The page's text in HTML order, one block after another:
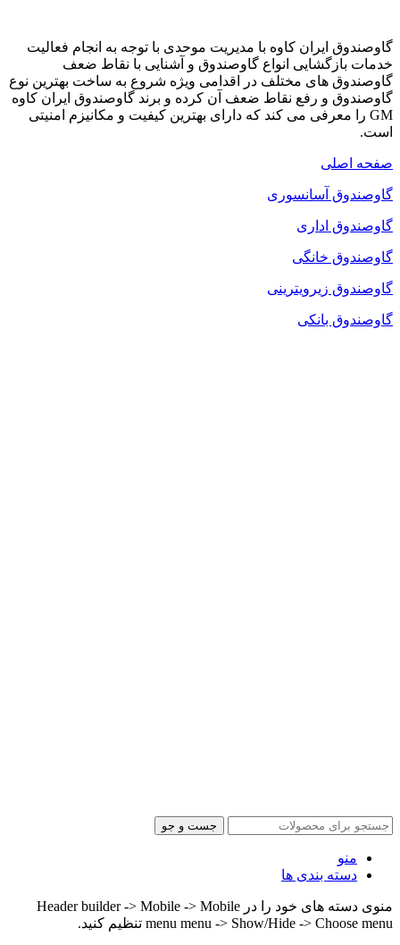
گاوصندوق ایران کاوه با مدیریت موحدی با توجه به انجام فعالیت
خدمات بازگشایی انواع گاوصندوق و آشنایی با نقاط ضعف
گاوصندوق های مختلف در اقدامی ویژه شروع به ساخت بهترین نوع
گاوصندوق و رفع نقاط ضعف آن کرده و برند گاوصندوق ایران کاوه
GM را معرفی می کند که دارای بهترین کیفیت و مکانیزم امنیتی
است.
صفحه اصلی
گاوصندوق آسانسوری
گاوصندوق اداری
گاوصندوق خانگی
گاوصندوق زیرویترینی
گاوصندوق بانکی
جست و جو
منو
دسته بندی ها
منوی دسته های خود را در Header builder -> Mobile -> Mobile
menu menu -> Show/Hide -> Choose menu تنظیم کنید.